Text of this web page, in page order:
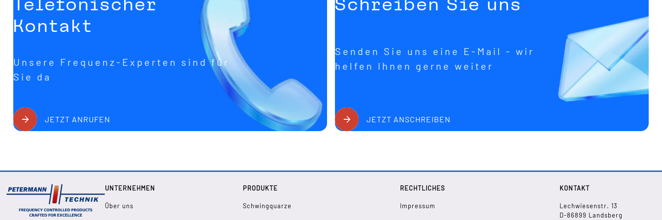
Kontakt
Unsere Frequenz-Experten sind für
Sie da
JETZT ANRUFEN
Senden Sie uns eine E-Mail - wir
helfen Ihnen gerne weiter
JETZT ANSCHREIBEN
UNTERNEHMEN
Über uns
PRODUKTE
Schwingquarze
RECHTLICHES
Impressum
KONTAKT
Lechwiesenstr. 13
D-86899 Landsberg